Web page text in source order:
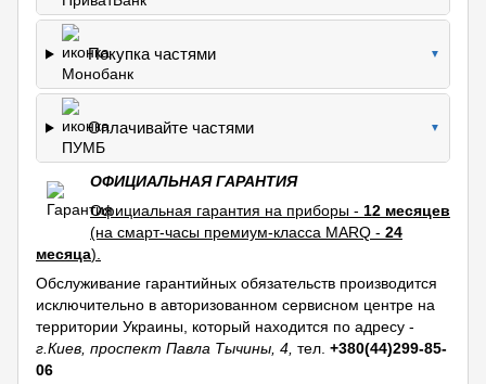
Покупка частями ▼
Оплачивайте частями ▼
ОФИЦИАЛЬНАЯ ГАРАНТИЯ
Официальная гарантия на приборы - 12 месяцев
(на смарт-часы премиум-класса MARQ - 24
месяца).
Обслуживание гарантийных обязательств производится
исключительно в авторизованном сервисном центре на
территории Украины, который находится по адресу -
г.Киев, проспект Павла Тычины, 4, тел. +380(44)299-85-
06